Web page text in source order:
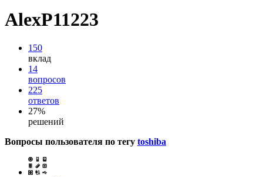
AlexP11223
150
вклад
14
вопросов
225
ответов
27%
решений
Вопросы пользователя по тегу toshiba